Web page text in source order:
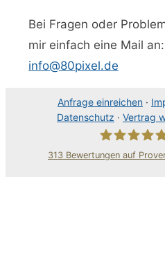
Bei Fragen oder
mir einfach eine Mail an:
info@80pixel.de
Anfrage einreichen ·
Datenschutz · Vertrag
313 Bewertungen auf